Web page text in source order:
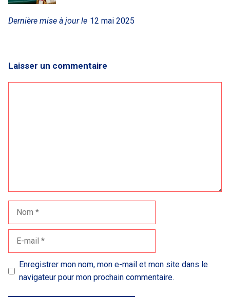
Dernière mise à jour le 12 mai 2025
Laisser un commentaire
Nom
Enregistrer mon nom, mon e-mail et mon site dans le
navigateur pour mon prochain commentaire.